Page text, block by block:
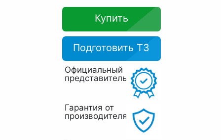
Купить
Подготовить ТЗ
Официальный
представитель
Гарантия от
производителя